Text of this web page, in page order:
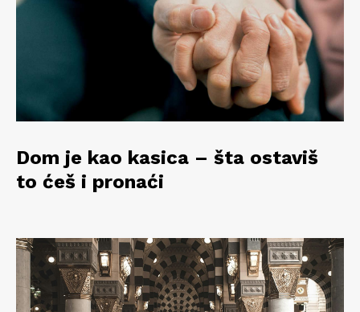
Dom je kao kasica – šta ostaviš
to ćeš i pronaći